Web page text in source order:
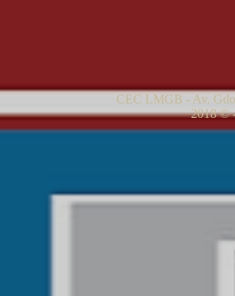
CEC LMGB - Av.
2018 ©